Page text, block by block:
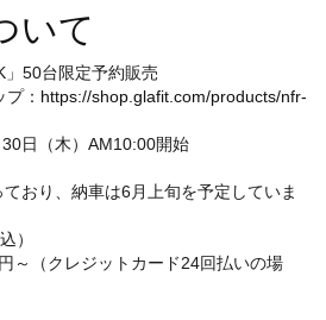
いて
50台限定予約販売
： https://shop.glafit.com/products/nfr-
日（木）AM10:00開始
おり、納車は6月上旬を予定していま
）
～（クレジットカード24回払いの場